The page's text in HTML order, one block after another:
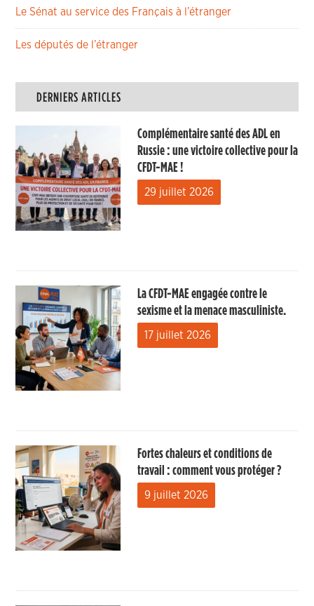
Le Sénat au service des Français à l’étranger
Les députés de l’étranger
DERNIERS ARTICLES
Complémentaire santé des ADL en
Russie : une victoire collective pour la
CFDT-MAE !
29 juillet 2026
La CFDT-MAE engagée contre le
sexisme et la menace masculiniste.
17 juillet 2026
Fortes chaleurs et conditions de
travail : comment vous protéger ?
9 juillet 2026